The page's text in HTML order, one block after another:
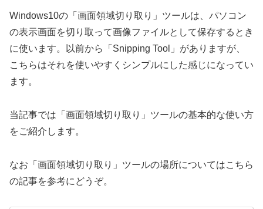
Windows10の「画面領域切り取り」ツールは、パソコン
の表示画面を切り取って画像ファイルとして保存するとき
に使います。以前から「Snipping Tool」がありますが、
こちらはそれを使いやすくシンプルにした感じになってい
ます。
当記事では「画面領域切り取り」ツールの基本的な使い方
をご紹介します。
なお「画面領域切り取り」ツールの場所についてはこちら
の記事を参考にどうぞ。